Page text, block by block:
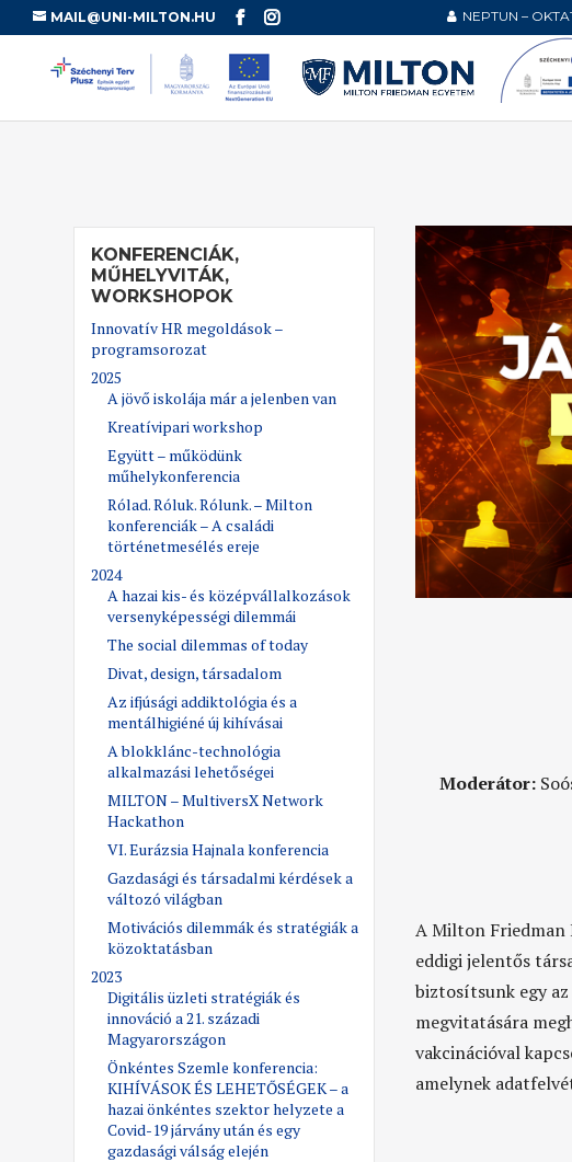
MAIL@UNI-MILTON.HU NEPTUN –
KONFERENCIÁK,
MŰHELYVITÁK,
WORKSHOPOK
Innovatív HR megoldások –
programsorozat
2025
A jövő iskolája már a jelenben van
Kreatívipari workshop
Együtt – működünk
műhelykonferencia
Rólad. Róluk. Rólunk. – Milton
konferenciák – A családi
történetmesélés ereje
2024
A hazai kis- és középvállalkozások
versenyképességi dilemmái
The social dilemmas of today
Divat, design, társadalom
Az ifjúsági addiktológia és a
mentálhigiéné új kihívásai
A blokklánc-technológia
alkalmazási lehetőségei
MILTON – MultiversX Network
Hackathon
VI. Eurázsia Hajnala konferencia
Gazdasági és társadalmi kérdések a
változó világban
Motivációs dilemmák és stratégiák a
közoktatásban
2023
Digitális üzleti stratégiák és
innováció a 21. századi
Magyarországon
Önkéntes Szemle konferencia:
KIHÍVÁSOK ÉS LEHETŐSÉGEK – a
hazai önkéntes szektor helyzete a
Covid-19 járvány után és egy
gazdasági válság elején
Moderátor:
A Milton Friedman
eddigi jelentős
biztosítsunk egy
megvitatására
vakcinációval
amelynek